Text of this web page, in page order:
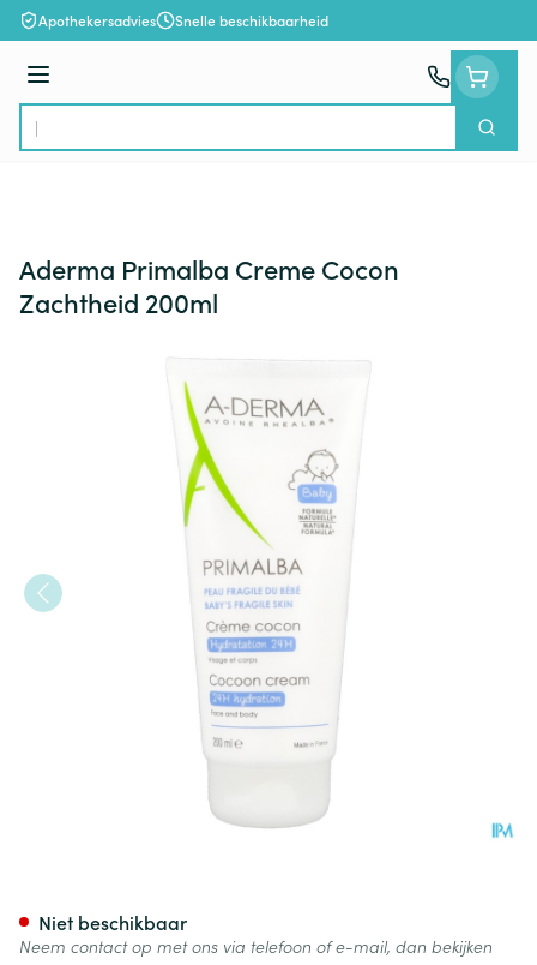
Ga naar de inhoud
Apothekersadvies Snelle beschikbaarheid
Menu
Product, merk, categorie...
Zoek
Aderma Primalba Creme Cocon
Zachtheid 200ml
Niet beschikbaar
Neem contact op met ons via telefoon of e-mail, dan bekijken